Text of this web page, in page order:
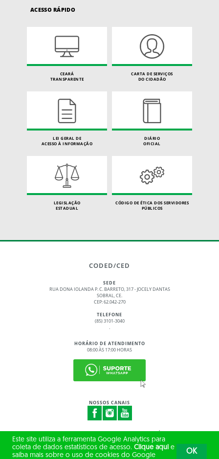
ACESSO RÁPIDO
CEARÁ
TRANSPARENTE
CARTA DE SERVIÇOS
DO CIDADÃO
LEI GERAL DE
ACESSO À INFORMAÇÃO
DIÁRIO
OFICIAL
LEGISLAÇÃO
ESTADUAL
CÓDIGO DE ÉTICA DOS SERVIDORES
PÚBLICOS
CODED/CED
SEDE
RUA DONA IOLANDA P. C. BARRETO, 317 - JOCELY DANTAS
SOBRAL, CE.
CEP: 62.042-270
TELEFONE
(85) 3101-3040
.
HORÁRIO DE ATENDIMENTO
08:00 ÀS 17:00 HORAS
NOSSOS CANAIS
© 2017 - 2026 – GOVERNO DO ESTADO DO CEARÁ
TODOS OS DIREITOS RESERVADOS
Este site utiliza a ferramenta Google Analytics para
coleta de dados estatísticos de acesso. Clique aqui e
saiba mais sobre o uso de cookies do Google
OK